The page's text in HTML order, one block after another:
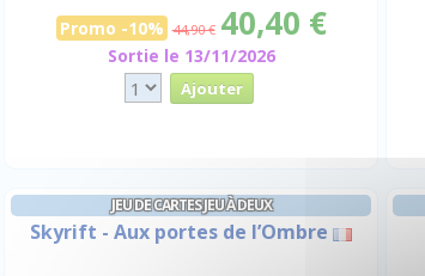
Promo -10% 44,90 € 40,40 €
Sortie le 13/11/2026
JEU DE CARTES JEU À DEUX
Skyrift - Aux portes de l’Ombre